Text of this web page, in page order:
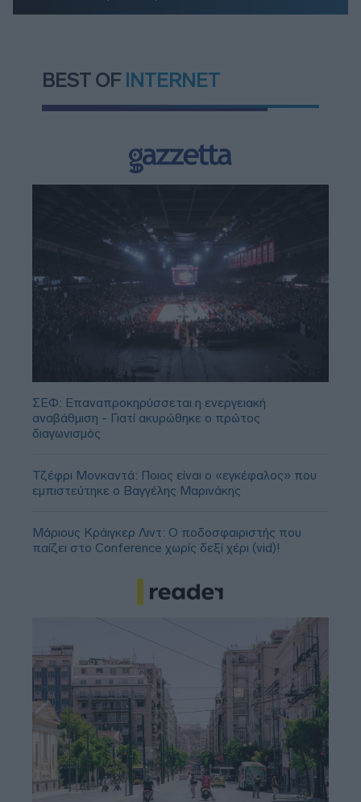
BEST OF INTERNET
ΣΕΦ: Επαναπροκηρύσσεται η ενεργειακή
αναβάθμιση - Γιατί ακυρώθηκε ο πρώτος
διαγωνισμός
Τζέφρι Μονκαντά: Ποιος είναι ο «εγκέφαλος» που
εμπιστεύτηκε ο Βαγγέλης Μαρινάκης
Μάριους Κράιγκερ Λιντ: Ο ποδοσφαιριστής που
παίζει στο Conference χωρίς δεξί χέρι (vid)!